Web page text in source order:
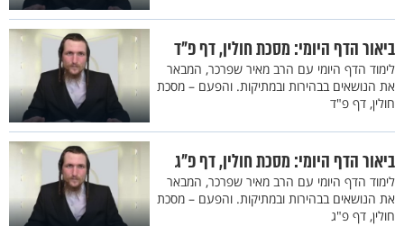
ביאור הדף היומי: מסכת חולין, דף פ"ד
לימוד הדף היומי עם הרב מאיר שפרכר, המבאר
את הנושאים בבהירות ובמתיקות. והפעם – מסכת
חולין, דף פ"ד
ביאור הדף היומי: מסכת חולין, דף פ"ג
לימוד הדף היומי עם הרב מאיר שפרכר, המבאר
את הנושאים בבהירות ובמתיקות. והפעם – מסכת
חולין, דף פ"ג